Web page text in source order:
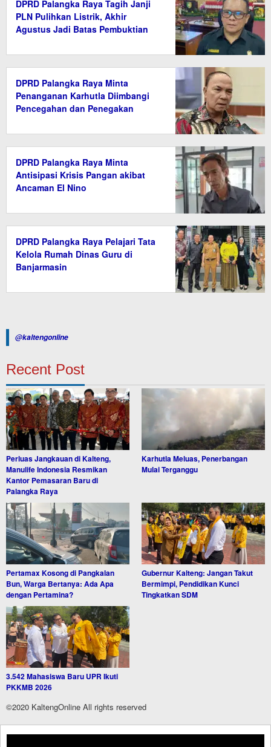
DPRD Palangka Raya Tagih Janji
PLN Pulihkan Listrik, Akhir
Agustus Jadi Batas Pembuktian
DPRD Palangka Raya Minta
Penanganan Karhutla Diimbangi
Pencegahan dan Penegakan
DPRD Palangka Raya Minta
Antisipasi Krisis Pangan akibat
Ancaman El Nino
DPRD Palangka Raya Pelajari Tata
Kelola Rumah Dinas Guru di
Banjarmasin
@kaltengonline
Recent Post
Perluas Jangkauan di Kalteng,
Manulife Indonesia Resmikan
Kantor Pemasaran Baru di
Palangka Raya
Karhutla Meluas, Penerbangan
Mulai Terganggu
Pertamax Kosong di Pangkalan
Bun, Warga Bertanya: Ada Apa
dengan Pertamina?
Gubernur Kalteng: Jangan Takut
Bermimpi, Pendidikan Kunci
Tingkatkan SDM
3.542 Mahasiswa Baru UPR Ikuti
PKKMB 2026
©2020 KaltengOnline All rights reserved